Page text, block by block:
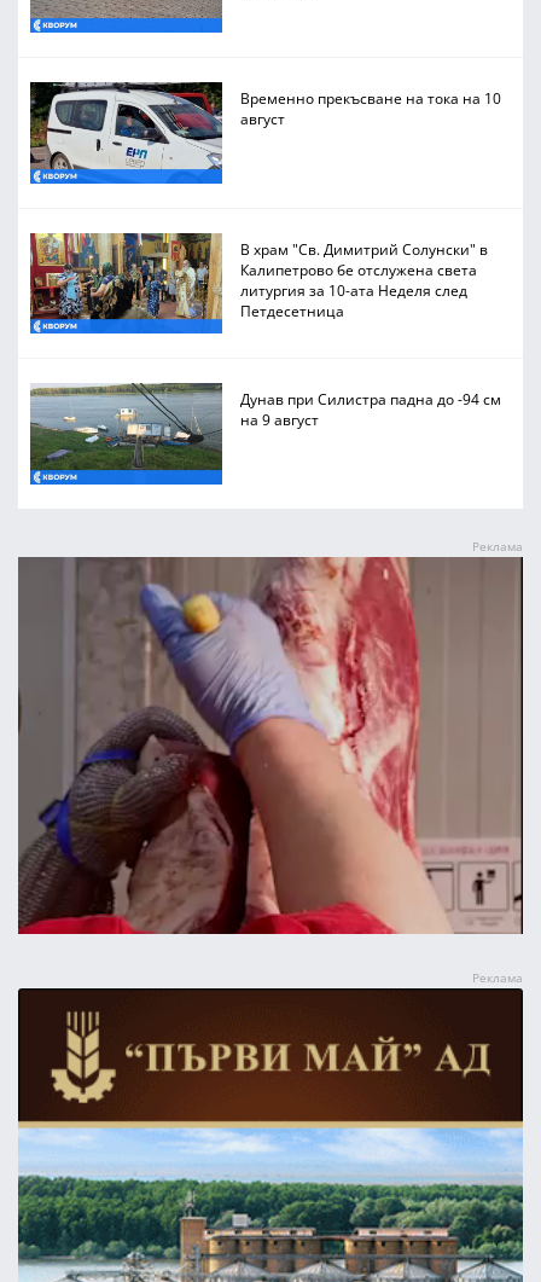
Временно прекъсване на тока на 10
август
В храм "Св. Димитрий Солунски" в
Калипетрово бе отслужена света
литургия за 10-ата Неделя след
Петдесетница
Дунав при Силистра падна до -94 см
на 9 август